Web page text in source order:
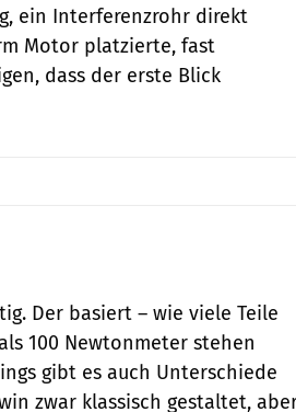
ein Interferenzrohr direkt
Motor platzierte, fast
dass der erste Blick
Der basiert – wie viele Teile
100 Newtonmeter stehen
gibt es auch Unterschiede
zwar klassisch gestaltet,